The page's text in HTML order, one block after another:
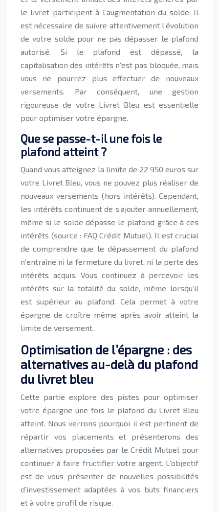
le livret participent à l’augmentation du solde. Il
est nécessaire de suivre attentivement l’évolution
de votre solde pour ne pas dépasser le plafond
autorisé. Si le plafond est dépassé, la
capitalisation des intérêts n’est pas bloquée, mais
vous ne pourrez plus effectuer de nouveaux
versements. Par conséquent, une gestion
rigoureuse de votre Livret Bleu est essentielle
pour optimiser votre épargne.
Que se passe-t-il une fois le
plafond atteint ?
Quand vous atteignez la limite de 22 950 euros sur
votre Livret Bleu, vous ne pouvez plus réaliser de
nouveaux versements (hors intérêts). Cependant,
les intérêts continuent de s’ajouter annuellement,
même si le solde dépasse le plafond grâce à ces
intérêts (source : FAQ Crédit Mutuel). Il est crucial
de comprendre que le dépassement du plafond
n’entraîne ni la fermeture du livret, ni la perte des
intérêts acquis. Vous continuez à percevoir les
intérêts sur la totalité du solde, même lorsqu’il
est supérieur au plafond. Cela permet à votre
épargne de croître même après avoir atteint la
limite de versement.
Optimisation de l’épargne : des
alternatives au-delà du plafond
du livret bleu
Cette partie explore des pistes pour optimiser
votre épargne une fois le plafond du Livret Bleu
atteint. Nous verrons pourquoi il est pertinent de
répartir vos placements et présenterons des
alternatives proposées par le Crédit Mutuel pour
continuer à faire fructifier votre argent. L’objectif
est de vous présenter de nouvelles possibilités
d’investissement adaptées à vos buts financiers
et à votre profil de risque.